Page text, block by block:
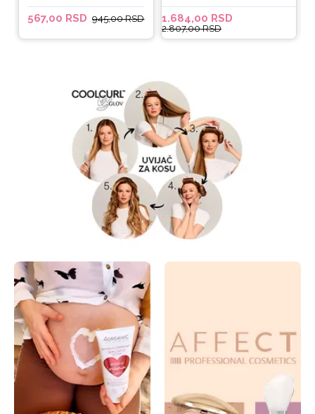
Micro Retractable Liner
- It's Lit
567,00 RSD 945,00 RSD
Soda
1.684,00 RSD
2.807,00 RSD